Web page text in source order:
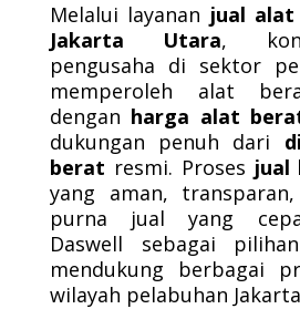
Melalui layanan jual alat
Jakarta Utara,
pengusaha di sektor
memperoleh alat
dengan harga alat
dukungan penuh dari
berat resmi. Proses jual
yang aman,
purna jual yang
Daswell sebagai
mendukung berbagai
wilayah pelabuhan